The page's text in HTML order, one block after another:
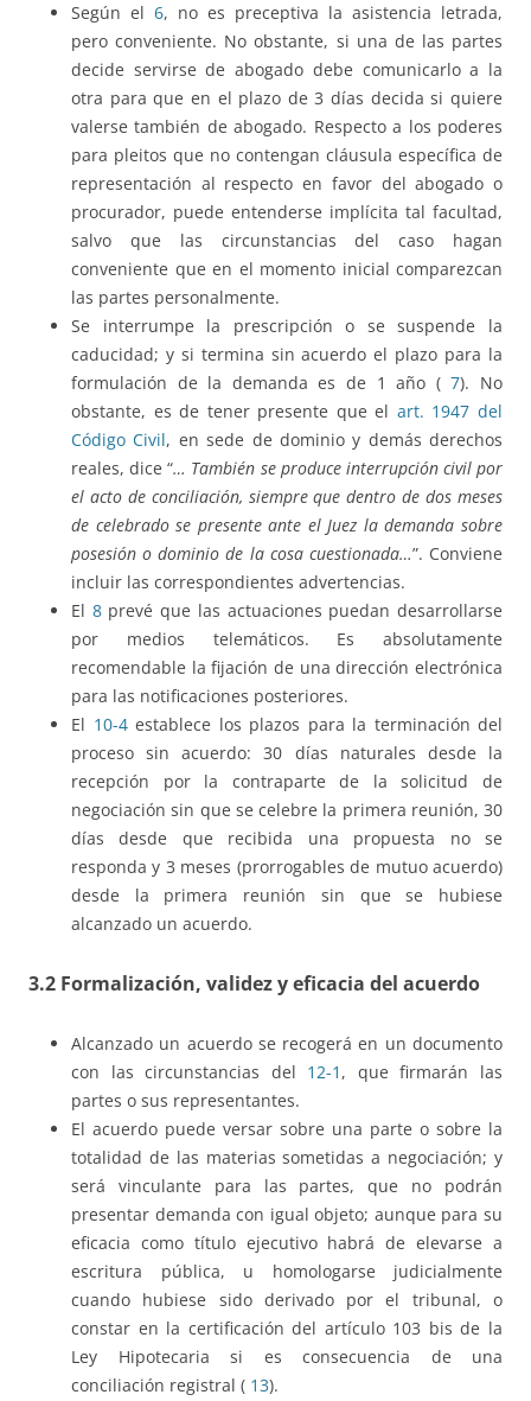
Según el 6, no es preceptiva la asistencia letrada,
pero conveniente. No obstante, si una de las partes
decide servirse de abogado debe comunicarlo a la
otra para que en el plazo de 3 días decida si quiere
valerse también de abogado. Respecto a los poderes
para pleitos que no contengan cláusula específica de
representación al respecto en favor del abogado o
procurador, puede entenderse implícita tal facultad,
salvo que las circunstancias del caso hagan
conveniente que en el momento inicial comparezcan
las partes personalmente.
Se interrumpe la prescripción o se suspende la
caducidad; y si termina sin acuerdo el plazo para la
formulación de la demanda es de 1 año (7). No
obstante, es de tener presente que el art. 1947 del
Código Civil, en sede de dominio y demás derechos
reales, dice “… También se produce interrupción civil por
el acto de conciliación, siempre que dentro de dos meses
de celebrado se presente ante el Juez la demanda sobre
posesión o dominio de la cosa cuestionada…”. Conviene
incluir las correspondientes advertencias.
El 8prevé que las actuaciones puedan desarrollarse
por medios telemáticos. Es absolutamente
recomendable la fijación de una dirección electrónica
para las notificaciones posteriores.
El 10-4establece los plazos para la terminación del
proceso sin acuerdo: 30 días naturales desde la
recepción por la contraparte de la solicitud de
negociación sin que se celebre la primera reunión, 30
días desde que recibida una propuesta no se
responda y 3 meses (prorrogables de mutuo acuerdo)
desde la primera reunión sin que se hubiese
alcanzado un acuerdo.
3.2 Formalización, validez y eficacia del acuerdo
Alcanzado un acuerdo se recogerá en un documento
con las circunstancias del 12-1 , que firmarán las
partes o sus representantes.
El acuerdo puede versar sobre una parte o sobre la
totalidad de las materias sometidas a negociación; y
será vinculante para las partes, que no podrán
presentar demanda con igual objeto; aunque para su
eficacia como título ejecutivo habrá de elevarse a
escritura pública, u homologarse judicialmente
cuando hubiese sido derivado por el tribunal, o
constar en la certificación del artículo 103 bis de la
Ley Hipotecaria si es consecuencia de una
conciliación registral ( 13).